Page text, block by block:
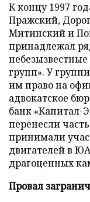
К концу 1997
Пражский,
Митинский и
принадлежал
небезызвестные
групп». У
им право на
адвокатское
банк «Капитал-
перенесли
принимали
двигателей в
драгоценных
Провал